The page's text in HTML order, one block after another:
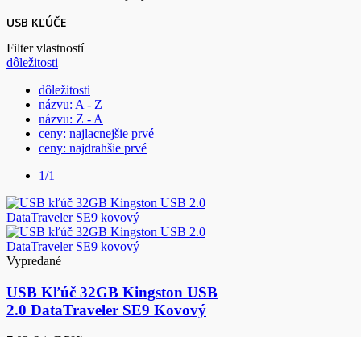
USB KĽÚČE
Filter vlastností
dôležitosti
dôležitosti
názvu: A - Z
názvu: Z - A
ceny: najlacnejšie prvé
ceny: najdrahšie prvé
1/1
Vypredané
USB Kľúč 32GB Kingston USB
2.0 DataTraveler SE9 Kovový